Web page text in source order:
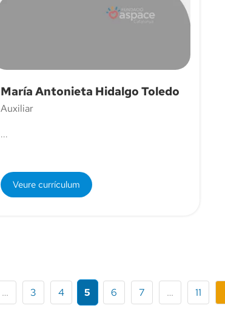
María Antonieta Hidalgo Toledo
Auxiliar
...
Veure currículum
… 3 4 5 6 7 … 11